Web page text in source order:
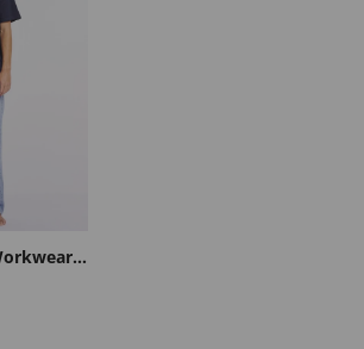
Neutral Unisex Workwear T-Shirt